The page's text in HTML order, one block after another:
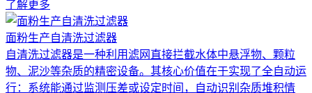
了解更多
面粉生产自清洗过滤器
自清洗过滤器是一种利用滤网直接拦截水体中悬浮物、颗粒
物、泥沙等杂质的精密设备。其核心价值在于实现了全自动运
行：系统能通过监测压差或设定时间，自动识别杂质堆积情